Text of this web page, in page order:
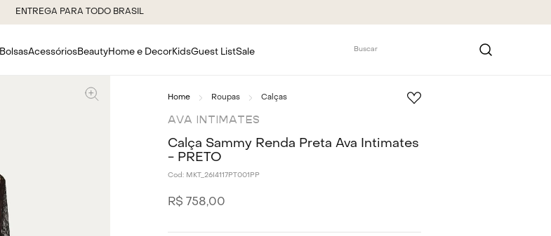
ENTREGA PARA TODO BRASIL
BolsasAcessóriosBeautyHome e DecorKidsGuest ListSale
Buscar
Roupas Calças
AVA INTIMATES
Calça Sammy Renda Preta Ava Intimates
- PRETO
Cod: MKT_26I4117PT001PP
R$ 758,00